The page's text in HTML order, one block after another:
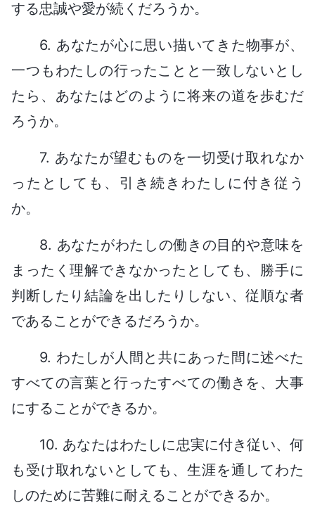
する忠誠や愛が続くだろうか。
6. あなたが心に思い描いてきた物事が、
一つもわたしの行ったことと一致しないとし
たら、あなたはどのように将来の道を歩むだ
ろうか。
7. あなたが望むものを一切受け取れなか
ったとしても、引き続きわたしに付き従う
か。
8. あなたがわたしの働きの目的や意味を
まったく理解できなかったとしても、勝手に
判断したり結論を出したりしない、従順な者
であることができるだろうか。
9. わたしが人間と共にあった間に述べた
すべての言葉と行ったすべての働きを、大事
にすることができるか。
10. あなたはわたしに忠実に付き従い、何
も受け取れないとしても、生涯を通してわた
しのために苦難に耐えることができるか。